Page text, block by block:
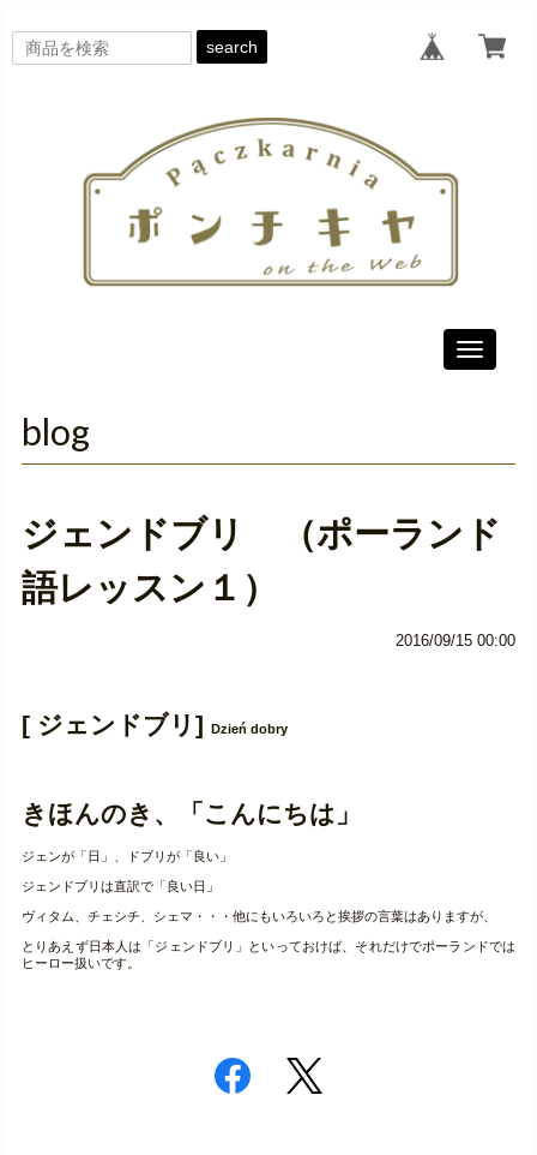
search
Toggle
blog
ジェンドブリ （ポーランド
語レッスン１）
2016/09/15 00:00
[ ジェンドブリ] Dzień dobry
きほんのき、「こんにちは」
ジェンが「日」、ドブリが「良い」
ジェンドブリは直訳で「良い日」
ヴィタム、チェシチ、シェマ・・・他にもいろいろと挨拶の言葉はありますが、
とりあえず日本人は「ジェンドブリ」といっておけば、それだけでポーランドでは
ヒーロー扱いです。